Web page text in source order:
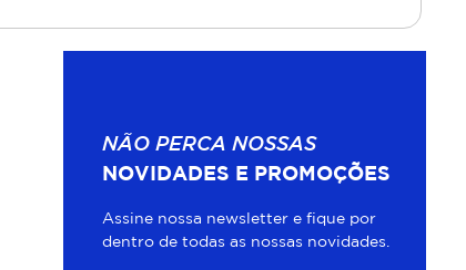
NÃO PERCA NOSSAS
NOVIDADES E PROMOÇÕES
Assine nossa newsletter e fique por
dentro de todas as nossas novidades.